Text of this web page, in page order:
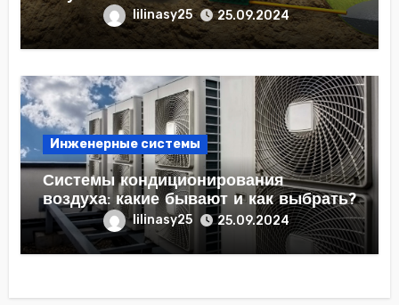
lilinasy25 25.09.2024
Инженерные системы
Системы кондиционирования
воздуха: какие бывают и как выбрать?
lilinasy25 25.09.2024